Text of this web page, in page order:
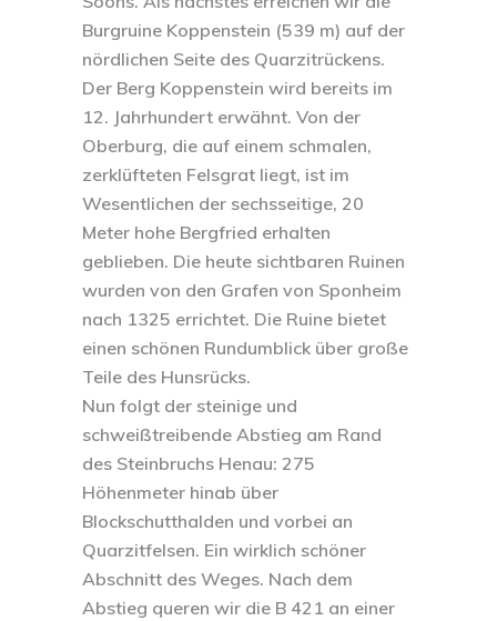
Burgruine Koppenstein (539 m) auf der
nördlichen Seite des Quarzitrückens.
Der Berg Koppenstein wird bereits im
12. Jahrhundert erwähnt. Von der
Oberburg, die auf einem schmalen,
zerklüfteten Felsgrat liegt, ist im
Wesentlichen der sechsseitige, 20
Meter hohe Bergfried erhalten
geblieben. Die heute sichtbaren Ruinen
wurden von den Grafen von Sponheim
nach 1325 errichtet. Die Ruine bietet
einen schönen Rundumblick über große
Teile des Hunsrücks.
Nun folgt der steinige und
schweißtreibende Abstieg am Rand
des Steinbruchs Henau: 275
Höhenmeter hinab über
Blockschutthalden und vorbei an
Quarzitfelsen. Ein wirklich schöner
Abschnitt des Weges. Nach dem
Abstieg queren wir die B 421 an einer